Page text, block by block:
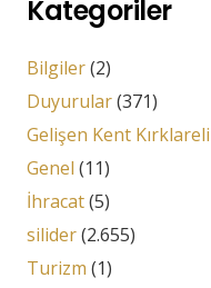
Kategoriler
Bilgiler(2)
Duyurular(371)
Gelişen Kent Kırklareli
Genel (11)
İhracat(5)
silider(2.655)
Turizm (1)